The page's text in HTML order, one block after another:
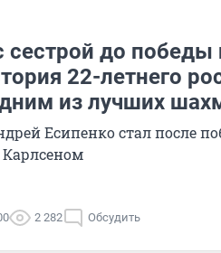
сестрой до
22-летнего
из лучших
Есипенко стал после
2 282 Обсудить